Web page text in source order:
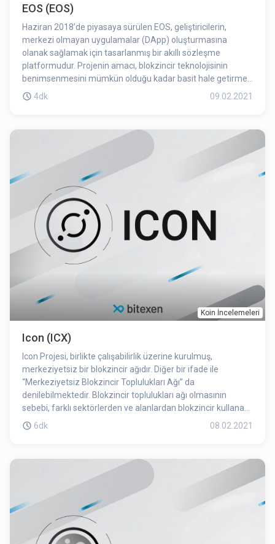
EOS (EOS)
Haziran 2018’de piyasaya sürülen EOS, geliştiricilerin,
merkezi olmayan uygulamalar (DApp) oluşturmasına
olanak sağlamak için tasarlanmış bir akıllı sözleşme
platformudur. Projenin amacı, blokzincir teknolojisinin
benimsenmesini mümkün olduğu kadar basit hale getirmek
ve ağın, rakiplerinden daha kolay kullanılmasını sağlamaktır.
4dk 09.02.2021
Koin İncelemeleri
Icon (ICX)
Icon Projesi, birlikte çalışabilirlik üzerine kurulmuş,
merkeziyetsiz bir blokzincir ağıdır. Diğer bir ifade ile
“Merkeziyetsiz Blokzincir Toplulukları Ağı” da
denilebilmektedir. Blokzincir toplulukları ağı olmasının
sebebi, farklı sektörlerden ve alanlardan blokzincir kullanan
toplulukları bir araya getirmesinden ve aralarında bağlantı
birbirinden tamamen bağımsız olan blokzincirler birbirlerine
bağlanabilmekte ve birbirleri arasında işlem
yapabilmektedir. Icon blokzinciri, ICONLOOP tarafından
tasarlanan bir blokzincir motoru olan loopchain tarafından
desteklenmektedir. ICONLOOP, loopchain’in Güney Kore’de
hükümet ve diğer önemli kuruluşlar tarafından
benimsenmesini sağlamak için çalışmalar
6dk 08.02.2021